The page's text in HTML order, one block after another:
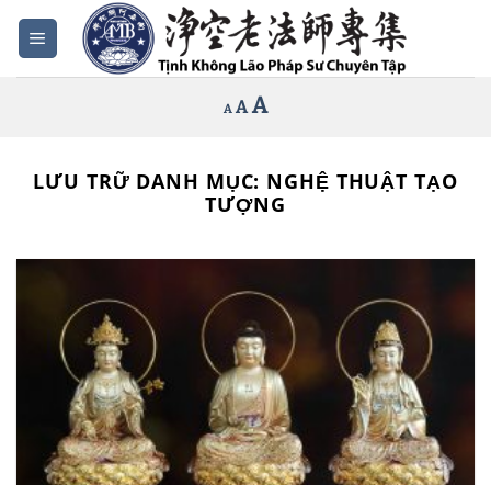
Bỏ
qua
nội
A Decrease
size.
A Reset
size.
A
size.
LƯU TRỮ DANH MỤC: NGHỆ THUẬT TẠO
TƯỢNG